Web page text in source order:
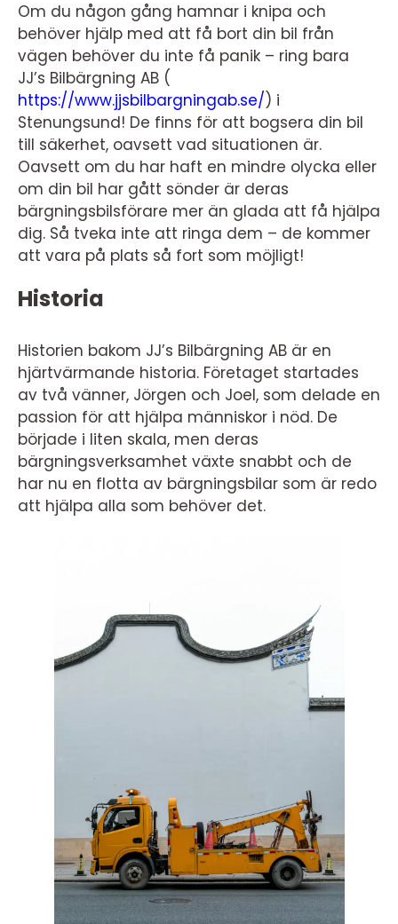
Om du någon gång hamnar i knipa och
behöver hjälp med att få bort din bil från
vägen behöver du inte få panik – ring bara
JJ’s Bilbärgning AB (
https://www.jjsbilbargningab.se/) i
Stenungsund! De finns för att bogsera din bil
till säkerhet, oavsett vad situationen är.
Oavsett om du har haft en mindre olycka eller
om din bil har gått sönder är deras
bärgningsbilsförare mer än glada att få hjälpa
dig. Så tveka inte att ringa dem – de kommer
att vara på plats så fort som möjligt!
Historia
Historien bakom JJ’s Bilbärgning AB är en
hjärtvärmande historia. Företaget startades
av två vänner, Jörgen och Joel, som delade en
passion för att hjälpa människor i nöd. De
började i liten skala, men deras
bärgningsverksamhet växte snabbt och de
har nu en flotta av bärgningsbilar som är redo
att hjälpa alla som behöver det.